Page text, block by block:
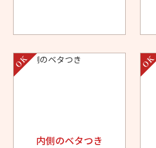
内側のベタつき